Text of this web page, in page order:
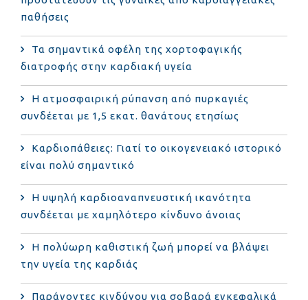
παθήσεις
Τα σημαντικά οφέλη της χορτοφαγικής
διατροφής στην καρδιακή υγεία
Η ατμοσφαιρική ρύπανση από πυρκαγιές
συνδέεται με 1,5 εκατ. θανάτους ετησίως
Καρδιοπάθειες: Γιατί το οικογενειακό ιστορικό
είναι πολύ σημαντικό
Η υψηλή καρδιοαναπνευστική ικανότητα
συνδέεται με χαμηλότερο κίνδυνο άνοιας
Η πολύωρη καθιστική ζωή μπορεί να βλάψει
την υγεία της καρδιάς
Παράγοντες κινδύνου για σοβαρά εγκεφαλικά